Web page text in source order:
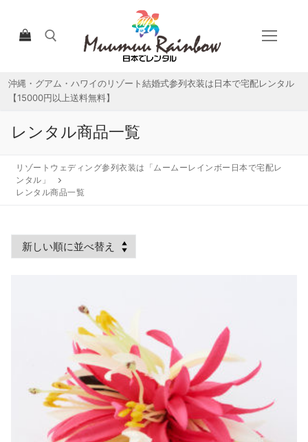
ツ
検索:
沖縄・グアム・ハワイのリゾート結婚式参列衣装は日本で宅配レンタル
【15000円以上送料無料】
宅配レンタルについて
お客様の声
お問い合わせ
来店レンタル
検
レンタル商品一覧
リゾートウェディング参列衣装は「ムームーレインボー日本で宅配レ
ンタル」
レンタル商品一覧